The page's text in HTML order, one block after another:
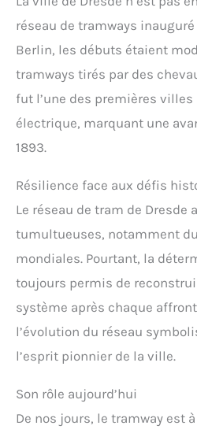
réseau de tramways inauguré
Berlin, les débuts étaient
tramways tirés par des
fut l’une des premières villes
électrique, marquant une
1893.
Résilience face aux défis
Le réseau de tram de Dresde
tumultueuses, notamment
mondiales. Pourtant, la
toujours permis de
système après chaque
l’évolution du réseau
l’esprit pionnier de la ville.
Son rôle aujourd’hui
De nos jours, le tramway est